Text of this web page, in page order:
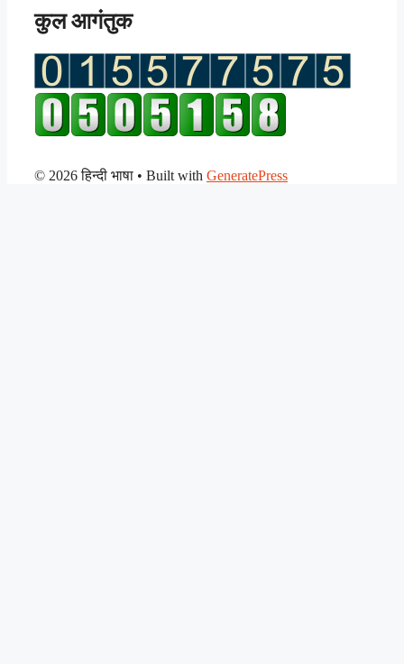
कुल आगंतुक
© 2026 हिन्दी भाषा • Built with GeneratePress